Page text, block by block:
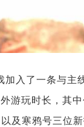
加入了一条与主
游玩时长，其
及寒鸦号三位